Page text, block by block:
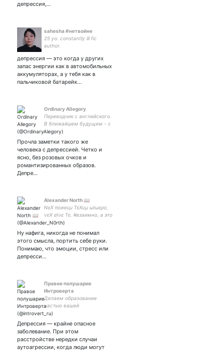
депрессия,…
sahesha #нетвойне
25 yo. constantly ill fic
author.
депрессия — это когда у других
запас энергии как в автомобильных
аккумуляторах, а у тебя как в
пальчиковой батарейк…
Ordinary Allegory
Переводчик с английского.
В ближайшем будущем - с
китайского и корейского.
мыслей. EQ ниже IQ.
Прочла заметки такого же
человека с депрессией. Четко и
ясно, без розовых очков и
романтизированных образов.
Депре…
Alexander North 📖
NεΧ ποσσυμ ΤεΧυμ ωΙωερε,
νεΧ σΙνε Τε. #взаимно, а это
работает? 🤔😅
Ну нафига, никогда не понимал
этого смысла, портить себе руки.
Понимаю, что эмоции, стресс или
депресси…
Правое полушарие
Интроверта
Делаем образование
частью вашей
повседневности. Курсы и
психологии, моде и др.
Смотрите в любой точке
мира!
Депрессия — крайне опасное
заболевание. При этом
расстройстве нередки случаи
аутоагрессии, когда люди могут